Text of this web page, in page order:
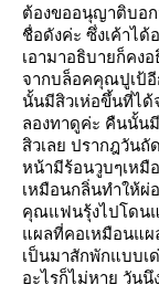
ต้องขออนุญาติบอก
ชื่อดังค่ะ ซึ่งเค้าได้
เอามาอธิบายก็คง
จากบล็อคคุณปูเป้
นั้นมีสิวเห่อขึ้นที่ได้
ลองทาดูค่ะ คืนนั้น
สิวเลย ปรากฎวัน
หน้ามีร้อนวูบๆเห
เหมือนกลิ่นทำให้ผ่
คุณแฟนรุ้งไปโดนแ
ผลที่คอเหมือนแผ
เป็นมาสักพักแบบเ
อะไรก็ไม่หาย วันนึ